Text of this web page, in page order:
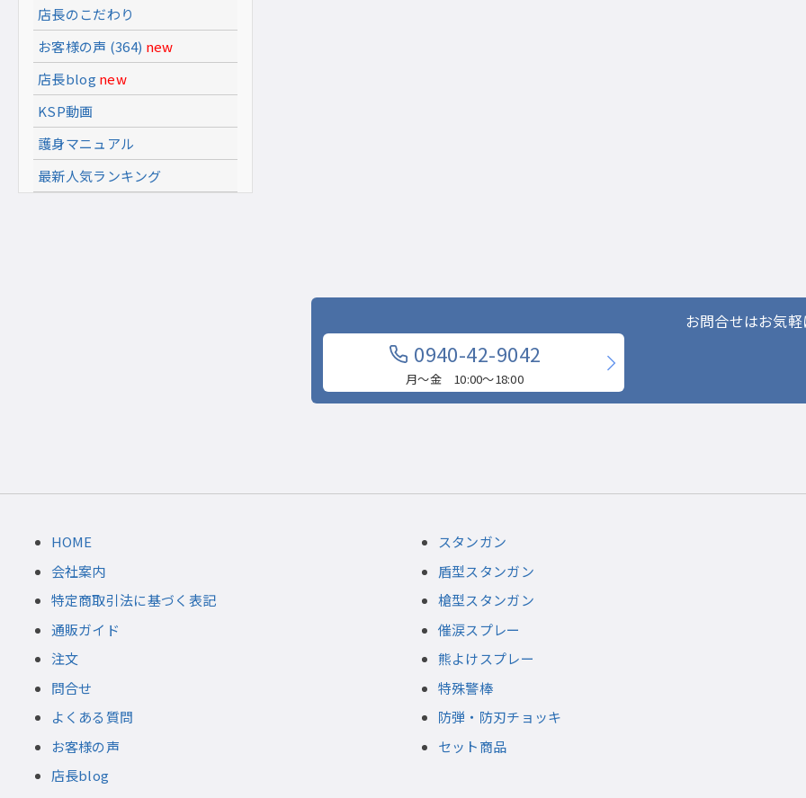
店長のこだわり
お客様の声 (364) new
店長blog new
KSP動画
護身マニュアル
最新人気ランキング
お問合せはお気軽
0940-42-9042
月〜金 10:00〜18:00
HOME
会社案内
特定商取引法に基づく表記
通販ガイド
注文
問合せ
よくある質問
お客様の声
店長blog
スタンガン
盾型スタンガン
槍型スタンガン
催涙スプレー
熊よけスプレー
特殊警棒
防弾・防刃チョッキ
セット商品